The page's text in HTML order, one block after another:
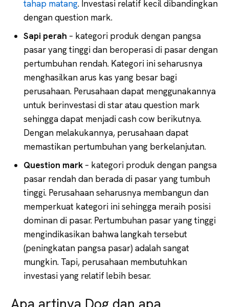
tahap matang. Investasi relatif kecil dibandingkan
dengan question mark.
Sapi perah – kategori produk dengan pangsa
pasar yang tinggi dan beroperasi di pasar dengan
pertumbuhan rendah. Kategori ini seharusnya
menghasilkan arus kas yang besar bagi
perusahaan. Perusahaan dapat menggunakannya
untuk berinvestasi di star atau question mark
sehingga dapat menjadi cash cow berikutnya.
Dengan melakukannya, perusahaan dapat
memastikan pertumbuhan yang berkelanjutan.
Question mark – kategori produk dengan pangsa
pasar rendah dan berada di pasar yang tumbuh
tinggi. Perusahaan seharusnya membangun dan
memperkuat kategori ini sehingga meraih posisi
dominan di pasar. Pertumbuhan pasar yang tinggi
mengindikasikan bahwa langkah tersebut
(peningkatan pangsa pasar) adalah sangat
mungkin. Tapi, perusahaan membutuhkan
investasi yang relatif lebih besar.